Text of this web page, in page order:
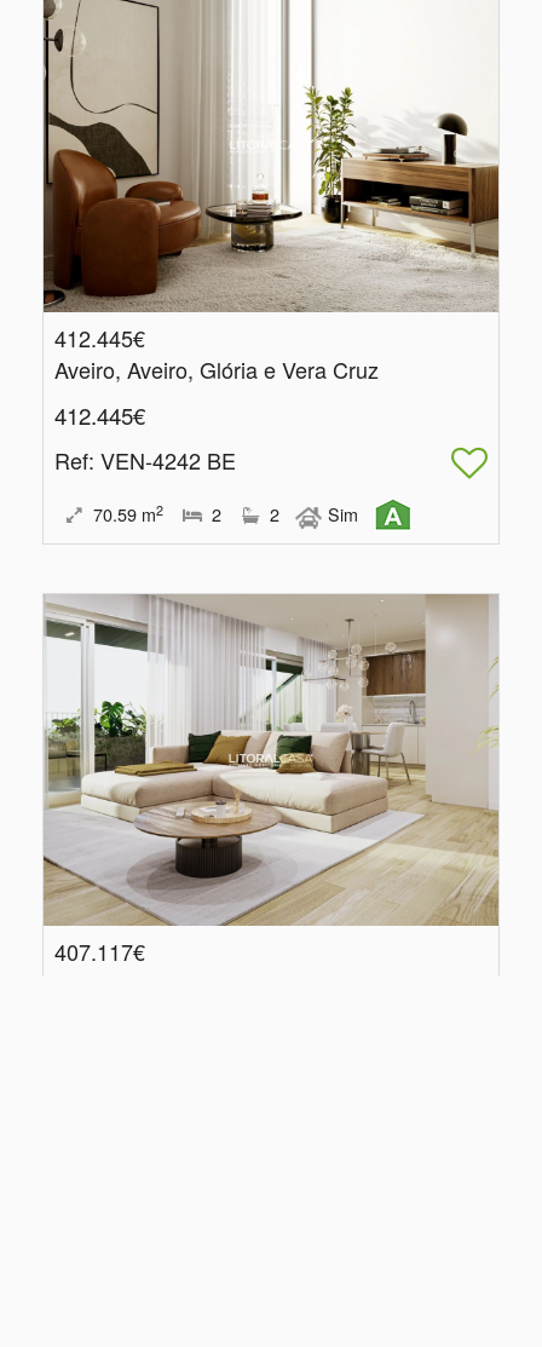
412.445€
Aveiro, Aveiro, Glória e Vera Cruz
412.445€
Ref: VEN-4242 BE
70.59 m2 2 2 Sim
407.117€